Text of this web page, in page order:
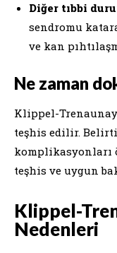
Diğer tıbbi
sendromu
ve kan
Ne zaman
Klippel-
teşhis edilir.
komplikasyonları
teşhis ve uygun
Klippel-
Nedenleri